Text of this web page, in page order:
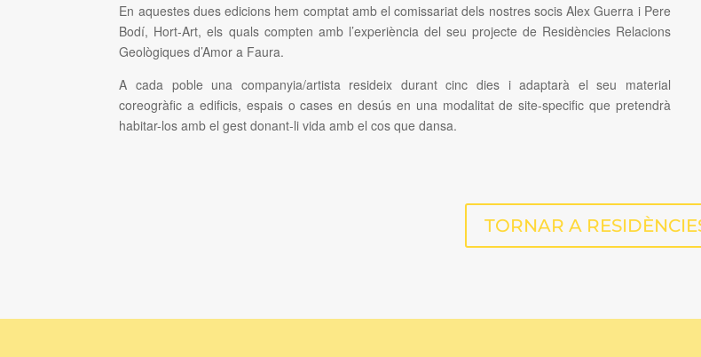
En aquestes dues edicions hem comptat amb el comissariat dels nostres socis Alex Guerra i Pere
Bodí, Hort-Art, els quals compten amb l’experiència del seu projecte de Residències Relacions
Geològiques d’Amor a Faura.
A cada poble una companyia/artista resideix durant cinc dies i adaptarà el seu material
coreogràfic a edificis, espais o cases en desús en una modalitat de site-specific que pretendrà
habitar-los amb el gest donant-li vida amb el cos que dansa.
TORNAR A